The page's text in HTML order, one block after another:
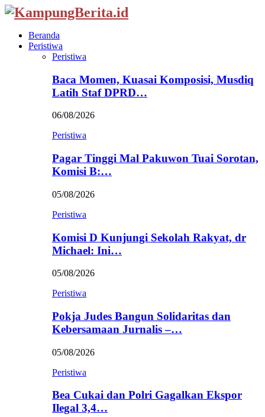
Beranda
Peristiwa
Peristiwa
Baca Momen, Kuasai Komposisi, Musdiq
Latih Staf DPRD…
06/08/2026
Peristiwa
Pagar Tinggi Mal Pakuwon Tuai Sorotan,
Komisi B:…
05/08/2026
Peristiwa
Komisi D Kunjungi Sekolah Rakyat, dr
Michael: Ini…
05/08/2026
Peristiwa
Pokja Judes Bangun Solidaritas dan
Kebersamaan Jurnalis –…
05/08/2026
Peristiwa
Bea Cukai dan Polri Gagalkan Ekspor
Ilegal 3,4…